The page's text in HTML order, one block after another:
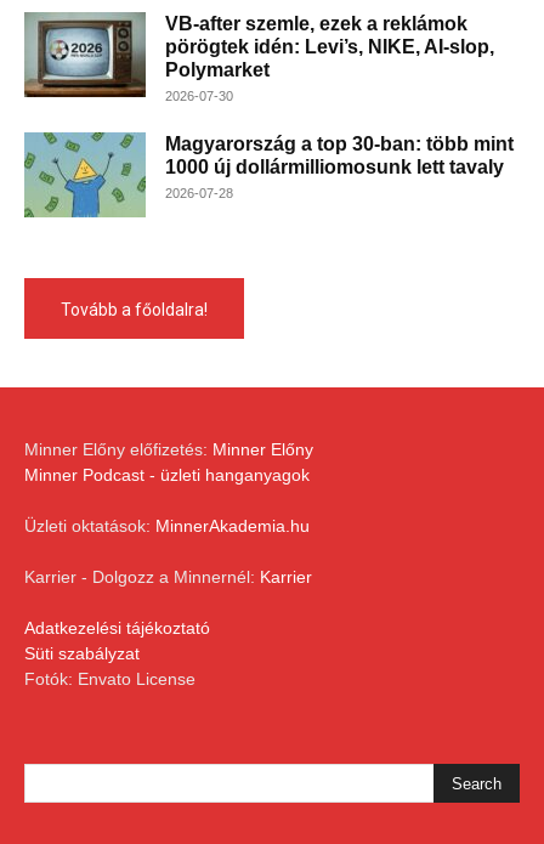
VB-after szemle, ezek a reklámok
pörögtek idén: Levi’s, NIKE, AI-slop,
Polymarket
2026-07-30
Magyarország a top 30-ban: több mint
1000 új dollármilliomosunk lett tavaly
2026-07-28
Tovább a főoldalra!
Minner Előny előfizetés: Minner Előny
Minner Podcast - üzleti hanganyagok
Üzleti oktatások: MinnerAkademia.hu
Karrier - Dolgozz a Minnernél: Karrier
Adatkezelési tájékoztató
Süti szabályzat
Fotók: Envato License